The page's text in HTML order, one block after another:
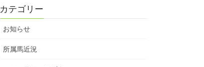
カテゴリー
お知らせ
所属馬近況